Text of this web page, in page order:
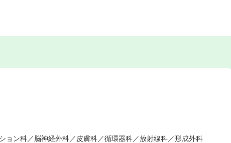
ョン科／脳神経外科／皮膚科／循環器科／放射線科／形成外科